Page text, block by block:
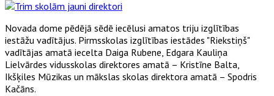
Novada dome pēdējā sēdē iecēlusi amatos triju izglītības
iestāžu vadītājus. Pirmsskolas izglītības iestādes "Riekstiņš"
vadītājas amatā iecelta Daiga Rubene, Edgara Kauliņa
Lielvārdes vidusskolas direktores amatā – Kristīne Balta,
Ikšķiles Mūzikas un mākslas skolas direktora amatā – Spodris
Kačāns.